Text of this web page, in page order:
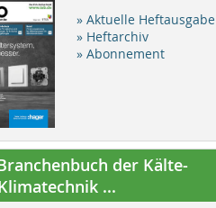
» Aktuelle Heftausgabe
» Heftarchiv
» Abonnement
der Kälte-
...